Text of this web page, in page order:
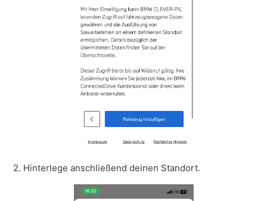
2. Hinterlege anschließend deinen Standort.